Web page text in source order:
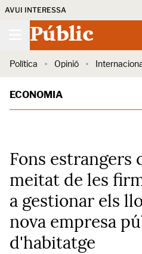
AVUI INTERESSA
Públic
Política Opinió
ECONOMIA
Fons estrangers
meitat de les
a gestionar els
nova empresa
d'habitatge